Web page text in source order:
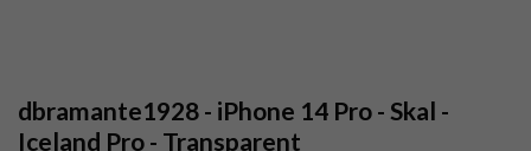
dbramante1928 - iPhone 14 Pro - Skal -
Iceland Pro - Transparent